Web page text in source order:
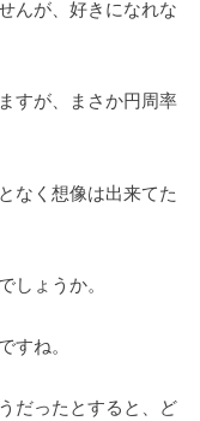
んが、好きになれな
すが、まさか円周率
なく想像は出来てた
しょうか。
すね。
だったとすると、ど